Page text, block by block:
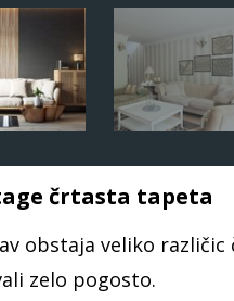
črtasta tapeta
obstaja veliko
zelo pogosto.